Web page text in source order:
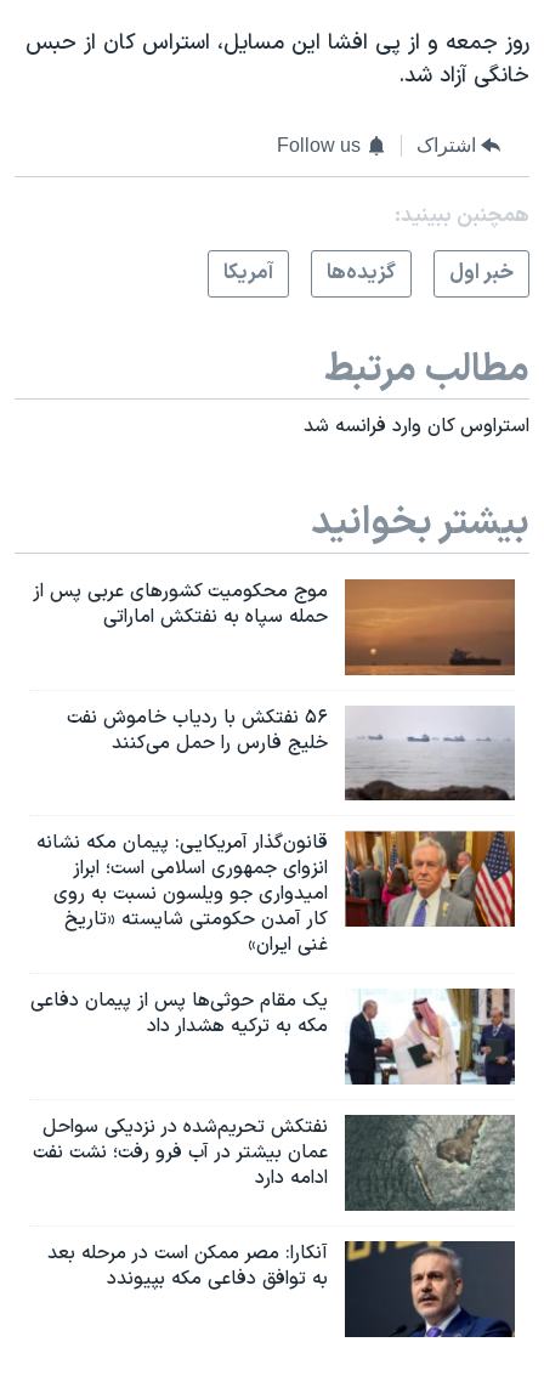
روز جمعه و از پی افشا این مسایل، استراس کان از حبس
خانگی آزاد شد.
اشتراک Follow us
همچنبن ببینید:
خبر اول
گزيده‌ها آمريکا
مطالب مرتبط
استراوس کان وارد فرانسه شد
بیشتر بخوانید
موج محکومیت کشورهای عربی پس از
حمله سپاه به نفتکش اماراتی
۵۶ نفتکش با ردیاب خاموش نفت
خلیج فارس را حمل می‌کنند
قانون‌گذار آمریکایی: پیمان مکه نشانه
انزوای جمهوری اسلامی است؛ ابراز
امیدواری جو ویلسون نسبت به روی
کار آمدن حکومتی شایسته «تاریخ
غنی ایران»
یک مقام حوثی‌ها پس از پیمان دفاعی
مکه به ترکیه هشدار داد
نفتکش تحریم‌شده در نزدیکی سواحل
عمان بیشتر در آب فرو رفت؛ نشت نفت
ادامه دارد
آنکارا: مصر ممکن است در مرحله بعد
به توافق دفاعی مکه بپیوندد